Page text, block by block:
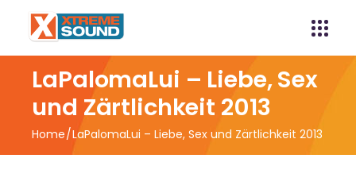
LaPalomaLui – Liebe, Sex
und Zärtlichkeit 2013
Home LaPalomaLui – Liebe, Sex und Zärtlichkeit 2013